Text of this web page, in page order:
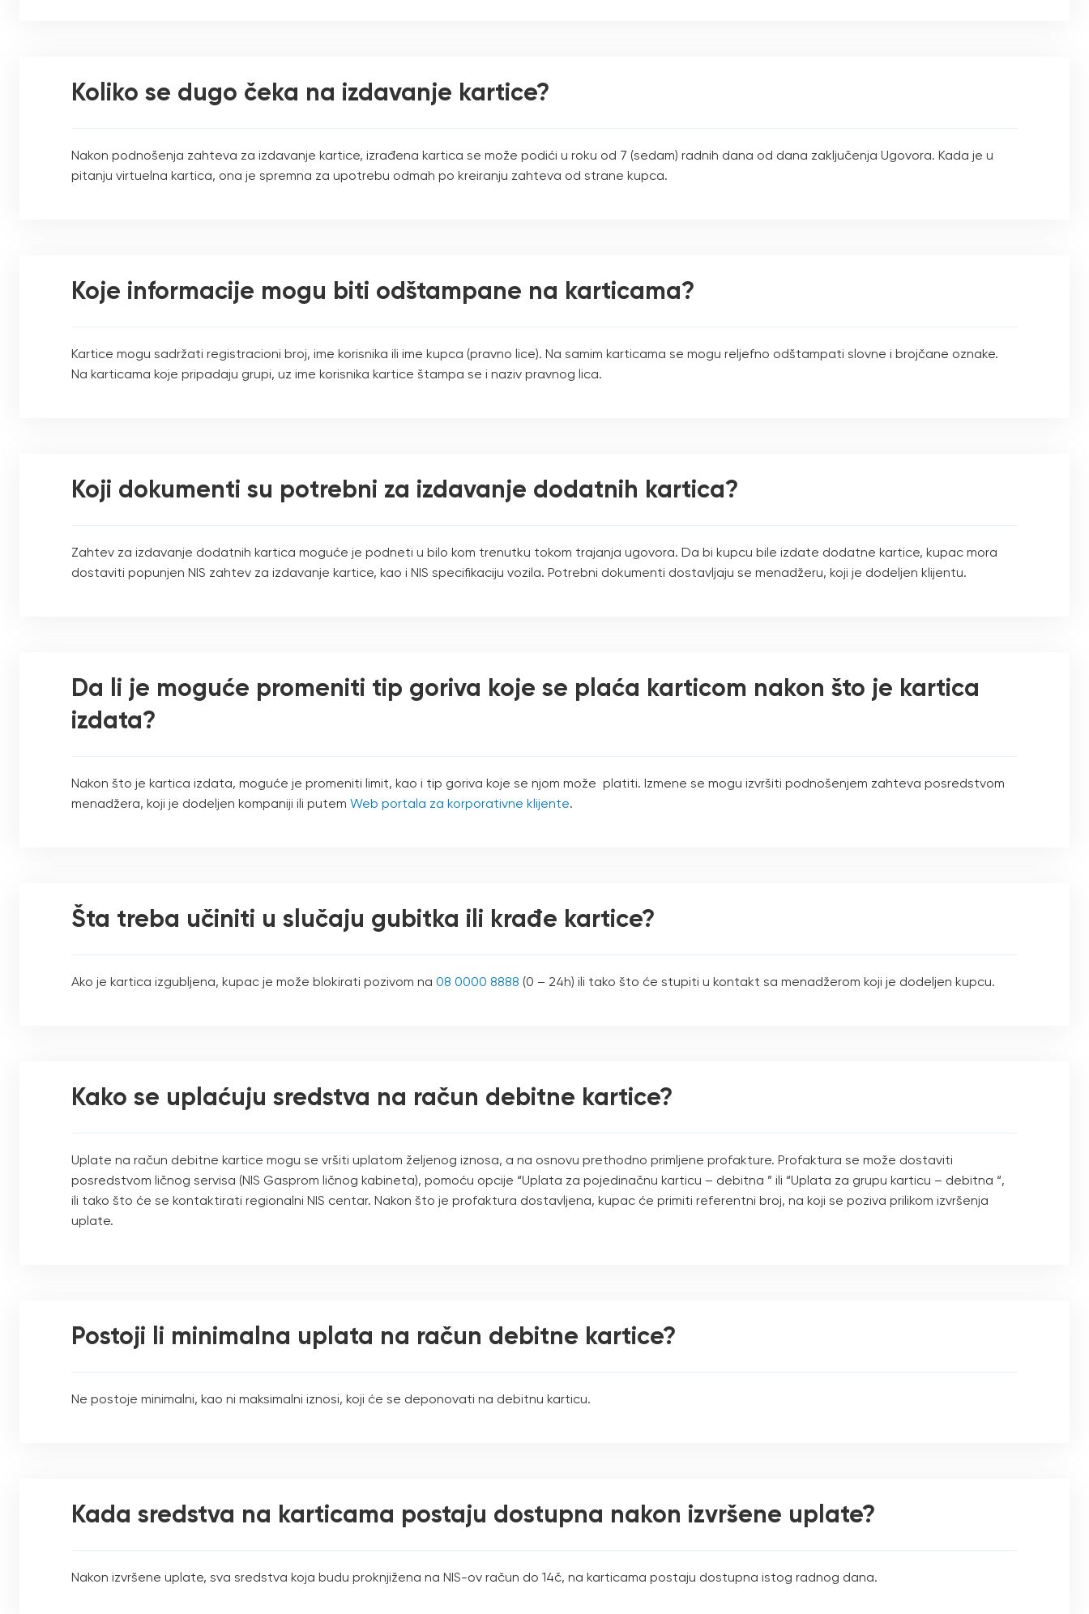
Koliko se dugo čeka na izdavanje kartice?
Nakon podnošenja zahteva za izdavanje kartice, izrađena kartica se može podići u roku od 7 (sedam) radnih dana od dana zaključenja Ugovora. Kada je u
pitanju virtuelna kartica, ona je spremna za upotrebu odmah po kreiranju zahteva od strane kupca.
Koje informacije mogu biti odštampane na karticama?
Kartice mogu sadržati registracioni broj, ime korisnika ili ime kupca (pravno lice). Na samim karticama se mogu reljefno odštampati slovne i brojčane oznake.
Na karticama koje pripadaju grupi, uz ime korisnika kartice štampa se i naziv pravnog lica.
Koji dokumenti su potrebni za izdavanje dodatnih kartica?
Zahtev za izdavanje dodatnih kartica moguće je podneti u bilo kom trenutku tokom trajanja ugovora. Da bi kupcu bile izdate dodatne kartice, kupac mora
dostaviti popunjen NIS zahtev za izdavanje kartice, kao i NIS specifikaciju vozila. Potrebni dokumenti dostavljaju se menadžeru, koji je dodeljen klijentu.
Da li je moguće promeniti tip goriva koje se plaća karticom nakon što je kartica
izdata?
Nakon što je kartica izdata, moguće je promeniti limit, kao i tip goriva koje se njom može platiti. Izmene se mogu izvršiti podnošenjem zahteva posredstvom
menadžera, koji je dodeljen kompaniji ili putem Web portala za korporativne klijente.
Šta treba učiniti u slučaju gubitka ili krađe kartice?
Ako je kartica izgubljena, kupac je može blokirati pozivom na 08 0000 8888 (0 – 24h) ili tako što će stupiti u kontakt sa menadžerom koji je dodeljen kupcu.
Kako se uplaćuju sredstva na račun debitne kartice?
Uplate na račun debitne kartice mogu se vršiti uplatom željenog iznosa, a na osnovu prethodno primljene profakture. Profaktura se može dostaviti
posredstvom ličnog servisa (NIS Gasprom ličnog kabineta), pomoću opcije “Uplata za pojedinačnu karticu – debitna ” ili “Uplata za grupu karticu – debitna “,
ili tako što će se kontaktirati regionalni NIS centar. Nakon što je profaktura dostavljena, kupac će primiti referentni broj, na koji se poziva prilikom izvršenja
uplate.
Postoji li minimalna uplata na račun debitne kartice?
Ne postoje minimalni, kao ni maksimalni iznosi, koji će se deponovati na debitnu karticu.
Kada sredstva na karticama postaju dostupna nakon izvršene uplate?
Nakon izvršene uplate, sva sredstva koja budu proknjižena na NIS-ov račun do 14č, na karticama postaju dostupna istog radnog dana.